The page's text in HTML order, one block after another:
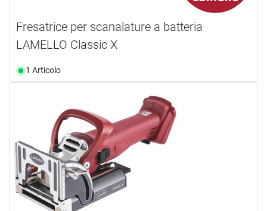
Fresatrice per scanalature a batteria
LAMELLO Classic X
1 Articolo